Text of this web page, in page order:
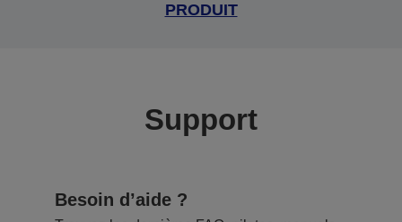
PRODUIT
Support
Besoin d’aide ?